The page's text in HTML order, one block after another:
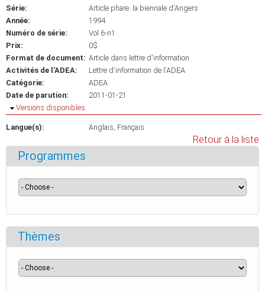
Série:
Article phare: la biennale d'Angers
Année:
1994
Numéro de série:
Vol 6-n1
Prix:
0$
Format de document: Article dans lettre d'information
Activités de l'ADEA:
Lettre d'information de l'ADEA
Catégorie:
ADEA
Date de parution:
2011-01-21
Masquer
Versions disponibles
Langue(s): Anglais Français
Retour à la liste
Programmes
Thèmes